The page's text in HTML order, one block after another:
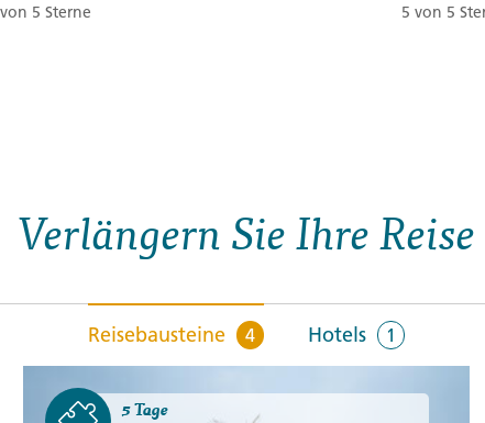
anschließend die
Bewohner im 17. und
Tagesverlaufansehen
Stationen:
1. Lima, Peru,2. Paracas, Peru
5 Sterne 5 von 5
Verlängern Sie Ihre Reise
Reisebausteine 4 Hotels 1
5 Tage